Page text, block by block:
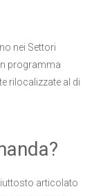
nei Settori
programma
rilocalizzate al di
articolato